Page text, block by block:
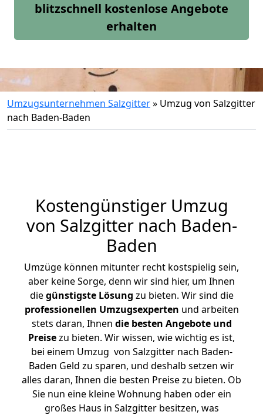
blitzschnell kostenlose Angebote
erhalten
Umzugsunternehmen Salzgitter» Umzug von Salzgitter
nach Baden-Baden
Kostengünstiger Umzug
von Salzgitter nach Baden-
Baden
Umzüge können mitunter recht kostspielig sein,
aber keine Sorge, denn wir sind hier, um Ihnen
diegünstigste Lösung zu bieten. Wir sind die
professionellen Umzugsexperten und arbeiten
stets daran, Ihnen die besten Angebote und
Preisezu bieten. Wir wissen, wie wichtig es ist,
bei einem Umzug von Salzgitter nach Baden-
Baden Geld zu sparen, und deshalb setzen wir
alles daran, Ihnen die besten Preise zu bieten. Ob
Sie nun eine kleine Wohnung haben oder ein
großes Haus in Salzgitter besitzen, was